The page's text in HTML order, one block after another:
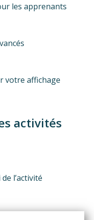
les apprenants
votre affichage
activités
l’activité